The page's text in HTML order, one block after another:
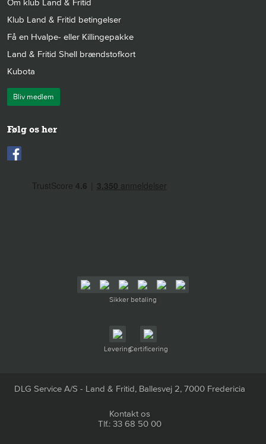
Klub Land & Fritid betingelser
Få en Hvalpe- eller Killingepakke
Land & Fritid Shell brændstofkort
Kubota
Bliv medlem
Følg os her
Sikker betaling
LeveringCertificering
DLG Service A/S - Land & Fritid, Ballesvej 2, 7000 Fredericia
Kontakt os
Tlf.: 33 68 50 00